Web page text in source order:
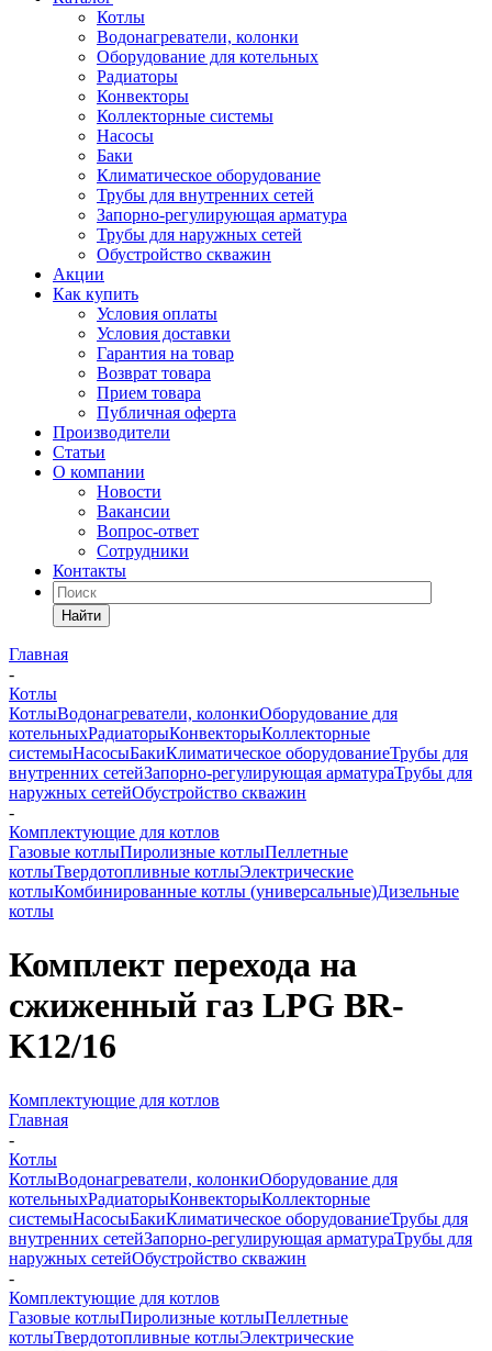
Котлы
Водонагреватели, колонки
Оборудование для котельных
Радиаторы
Конвекторы
Коллекторные системы
Насосы
Баки
Климатическое оборудование
Трубы для внутренних сетей
Запорно-регулирующая арматура
Трубы для наружных сетей
Обустройство скважин
Акции
Как купить
Условия оплаты
Условия доставки
Гарантия на товар
Возврат товара
Прием товара
Публичная оферта
Производители
Статьи
О компании
Новости
Вакансии
Вопрос-ответ
Сотрудники
Контакты
Найти
Главная
-
Котлы
КотлыВодонагреватели, колонкиОборудование для
котельныхРадиаторыКонвекторыКоллекторные
системыНасосыБакиКлиматическое оборудованиеТрубы для
внутренних сетейЗапорно-регулирующая арматураТрубы для
наружных сетейОбустройство скважин
-
Комплектующие для котлов
Газовые котлыПиролизные котлыПеллетные
котлыТвердотопливные котлыЭлектрические
котлыКомбинированные котлы (универсальные)Дизельные
котлы
Комплект перехода на
сжиженный газ LPG BR-
K12/16
Комплектующие для котлов
Главная
-
Котлы
КотлыВодонагреватели, колонкиОборудование для
котельныхРадиаторыКонвекторыКоллекторные
системыНасосыБакиКлиматическое оборудованиеТрубы для
внутренних сетейЗапорно-регулирующая арматураТрубы для
наружных сетейОбустройство скважин
-
Комплектующие для котлов
Газовые котлыПиролизные котлыПеллетные
котлыТвердотопливные котлыЭлектрические